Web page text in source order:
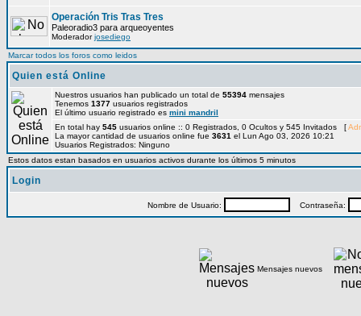
Operación Tris Tras Tres
Paleoradio3 para arqueoyentes
Moderadorjosediego
Marcar todos los foros como leidos
Quien está Online
Nuestros usuarios han publicado un total de 55394 mensajes
Tenemos 1377 usuarios registrados
El último usuario registrado es mini mandril
En total hay 545 usuarios online :: 0 Registrados, 0 Ocultos y 545 Invitados [
La mayor cantidad de usuarios online fue 3631 el Lun Ago 03, 2026 10:21
Usuarios Registrados: Ninguno
Estos datos estan basados en usuarios activos durante los últimos 5 minutos
Login
Nombre de Usuario: Contraseña:
Mensajes nuevos